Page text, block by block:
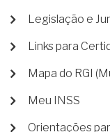
Legislação e
Links para
Mapa do RGI
Meu INSS
Orientações